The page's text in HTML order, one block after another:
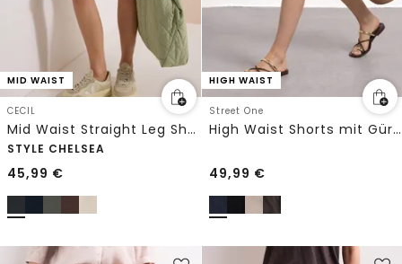
MID WAIST
CECIL
Mid Waist Straight Leg Shorts im Loose Fit
STYLE CHELSEA
45,99 €
HIGH WAIST
Street One
High Waist Shorts mit Gürtel
49,99 €